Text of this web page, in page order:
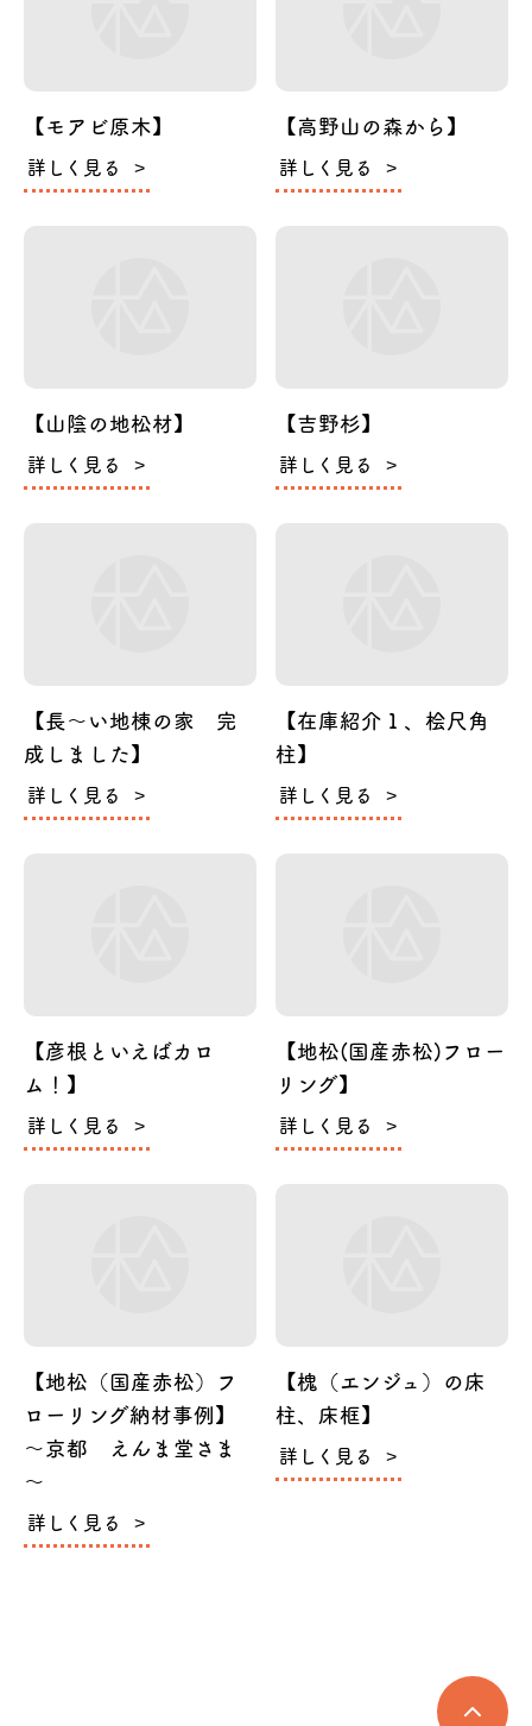
【モアビ原木】
詳しく見る
【高野山の森から】
詳しく見る
【山陰の地松材】
詳しく見る
【吉野杉】
詳しく見る
【長～い地棟の家 完
成しました】
詳しく見る
【在庫紹介１、桧尺角
柱】
詳しく見る
【彦根といえばカロ
ム！】
詳しく見る
【地松(国産赤松)フロー
リング】
詳しく見る
【地松（国産赤松）フ
ローリング納材事例】
～京都 えんま堂さま
～
詳しく見る
【槐（エンジュ）の床
柱、床框】
詳しく見る